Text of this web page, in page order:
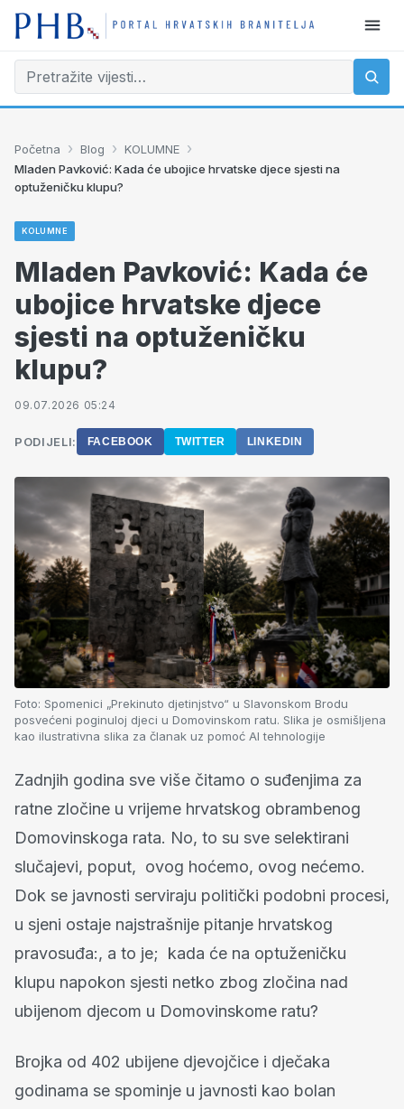
Početna › Blog › KOLUMNE ›
Mladen Pavković: Kada će ubojice hrvatske djece sjesti na
optuženičku klupu?
KOLUMNE
Mladen Pavković: Kada će
ubojice hrvatske djece
sjesti na optuženičku
klupu?
09.07.2026 05:24
PODIJELI: FACEBOOK TWITTER LINKEDIN
Foto: Spomenici „Prekinuto djetinjstvo“ u Slavonskom Brodu
posvećeni poginuloj djeci u Domovinskom ratu. Slika je osmišljena
kao ilustrativna slika za članak uz pomoć AI tehnologije
Zadnjih godina sve više čitamo o suđenjima za
ratne zločine u vrijeme hrvatskog obrambenog
Domovinskoga rata. No, to su sve selektirani
slučajevi, poput, ovog hoćemo, ovog nećemo.
Dok se javnosti serviraju politički podobni procesi,
u sjeni ostaje najstrašnije pitanje hrvatskog
pravosuđa:, a to je; kada će na optuženičku
klupu napokon sjesti netko zbog zločina nad
ubijenom djecom u Domovinskome ratu?
Brojka od 402 ubijene djevojčice i dječaka
godinama se spominje u javnosti kao bolan